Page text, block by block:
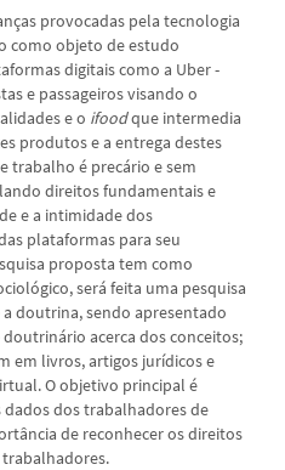
provocadas pela tecnologia
como objeto de estudo
digitais como a Uber -
e passageiros visando o
e o ifoodque intermedia
produtos e a entrega destes
trabalho é precário e sem
direitos fundamentais e
e a intimidade dos
plataformas para seu
proposta tem como
será feita uma pesquisa
doutrina, sendo apresentado
acerca dos conceitos;
em livros, artigos jurídicos e
O objetivo principal é
dos trabalhadores de
de reconhecer os direitos
trabalhadores.